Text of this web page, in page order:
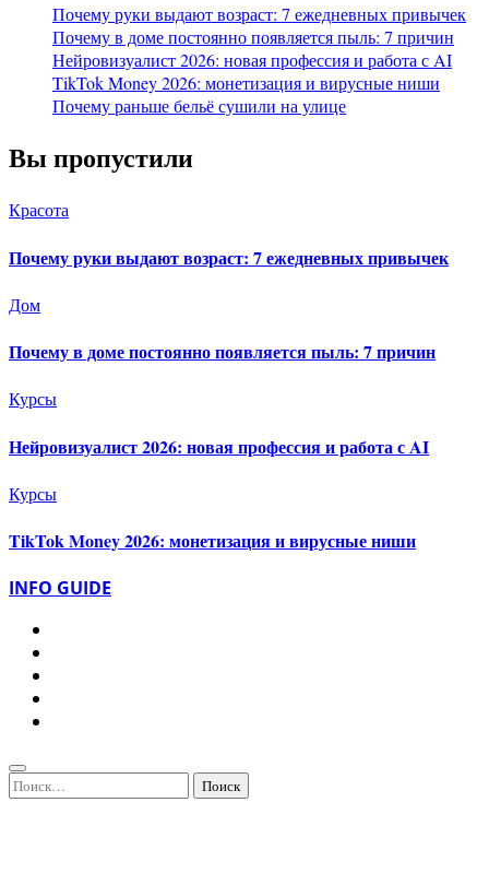
Почему руки выдают возраст: 7 ежедневных привычек
Почему в доме постоянно появляется пыль: 7 причин
Нейровизуалист 2026: новая профессия и работа с AI
TikTok Money 2026: монетизация и вирусные ниши
Почему раньше бельё сушили на улице
Вы пропустили
Красота
Почему руки выдают возраст: 7 ежедневных привычек
Дом
Почему в доме постоянно появляется пыль: 7 причин
Курсы
Нейровизуалист 2026: новая профессия и работа с AI
Курсы
TikTok Money 2026: монетизация и вирусные ниши
INFO GUIDE
Найти: